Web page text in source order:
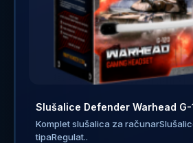
Slušalice Defender Warhead G-
Komplet slušalica za
tipaRegulat..